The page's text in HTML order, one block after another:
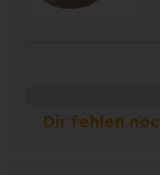
Dir fehlen